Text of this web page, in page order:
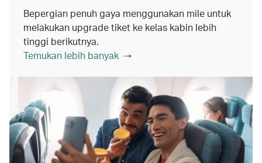
Bepergian penuh gaya menggunakan mile untuk
melakukan upgrade tiket ke kelas kabin lebih
tinggi berikutnya.
Temukan lebih banyak